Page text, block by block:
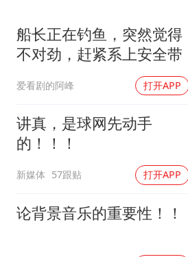
《披荆斩棘
“伊斯兰版北
以军士兵把
船长正在钓鱼，突然觉得
不对劲，赶紧系上安全带
爱看剧的阿峰 打开APP
讲真，是球网先动手
的！！！
新媒体 57跟贴 打开APP
论背景音乐的重要性！！